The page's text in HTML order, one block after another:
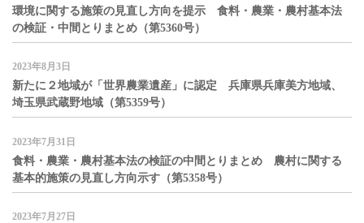
環境に関する施策の見直し方向を提示 食料・農業・農村基本法
の検証・中間とりまとめ（第5360号）
2023年8月3日
新たに２地域が「世界農業遺産」に認定 兵庫県兵庫美方地域、
埼玉県武蔵野地域（第5359号）
2023年7月31日
食料・農業・農村基本法の検証の中間とりまとめ 農村に関する
基本的施策の見直し方向示す（第5358号）
2023年7月27日